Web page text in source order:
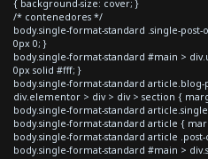
{ background-size: cover; }
/* contenedores */
body.single-format-standard .single-
0px 0; }
body.single-format-standard #main >
0px solid #fff; }
body.single-format-standard
div.elementor > div > div > section {
body.single-format-standard
body.single-format-standard article {
body.single-format-standard article
body.single-format-standard #main >